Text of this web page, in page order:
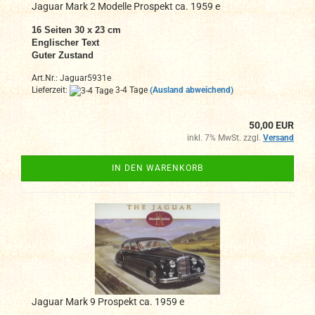
Jaguar Mark 2 Modelle Prospekt ca. 1959 e
16 Seiten 30 x 23 cm
Englischer Text
Guter Zustand
Art.Nr.: Jaguar5931e
Lieferzeit:
3-4 Tage (Ausland abweichend)
50,00 EUR
inkl. 7% MwSt. zzgl. Versand
IN DEN WARENKORB
Jaguar Mark 9 Prospekt ca. 1959 e